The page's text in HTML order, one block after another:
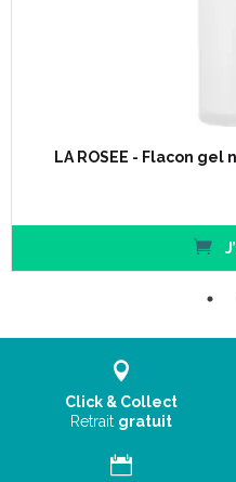
LA ROSEE - Flacon
Click & Collect
Retrait gratuit